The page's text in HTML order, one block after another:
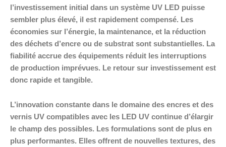
l’investissement initial dans un système UV LED puisse
sembler plus élevé, il est rapidement compensé. Les
économies sur l’énergie, la maintenance, et la réduction
des déchets d’encre ou de substrat sont substantielles. La
fiabilité accrue des équipements réduit les interruptions
de production imprévues. Le retour sur investissement est
donc rapide et tangible.
L’innovation constante dans le domaine des encres et des
vernis UV compatibles avec les LED UV continue d’élargir
le champ des possibles. Les formulations sont de plus en
plus performantes. Elles offrent de nouvelles textures, des